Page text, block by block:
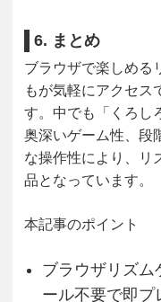
6. まとめ
ブラウザで楽しめる
もが気軽にアクセス
す。中でも「くろし
奥深いゲーム性、段
な操作性により、リ
品となっています。
本記事のポイント
ブラウザリズム
ール不要で即プ